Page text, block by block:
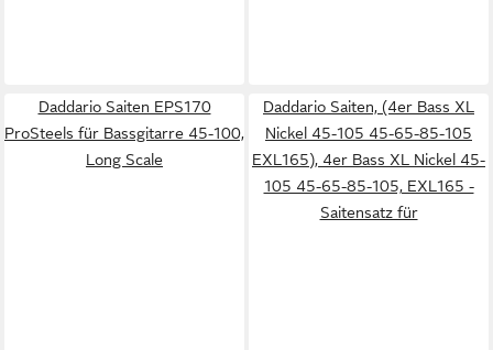
Daddario Saiten EPS170
ProSteels für Bassgitarre 45-100,
Long Scale
Daddario Saiten, (4er Bass XL
Nickel 45-105 45-65-85-105
EXL165), 4er Bass XL Nickel 45-
105 45-65-85-105, EXL165 -
Saitensatz für